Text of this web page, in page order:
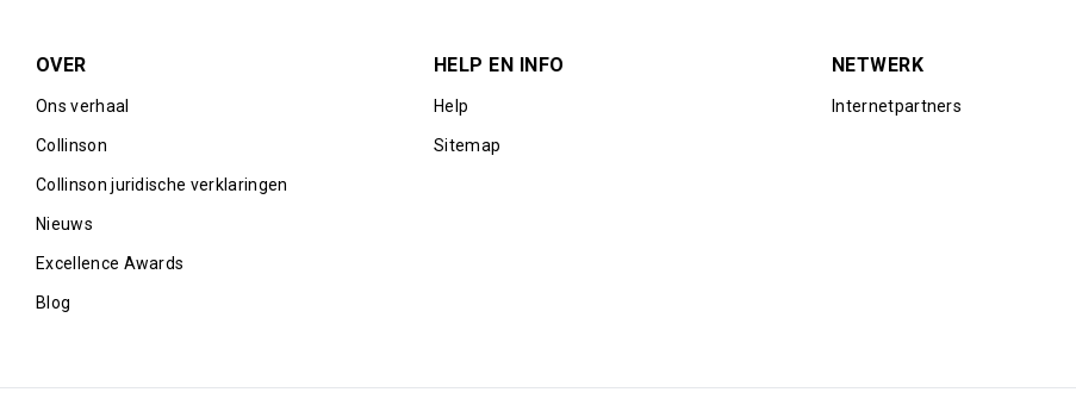
OVER
Ons verhaal
Collinson
Collinson juridische verklaringen
Nieuws
Excellence Awards
Blog
HELP EN INFO
Help
Sitemap
NETWERK
Internetpartners